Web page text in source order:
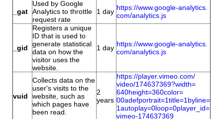
_gat
Used by Google
Analytics to throttle
request rate
1 day https://www.google-analytics.
com/analytics.js
_gid
Registers a unique
ID that is used to
generate statistical
data on how the
visitor uses the
website.
1 day https://www.google-analytics.
com/analytics.js
vuid
Collects data on the
user's visits to the
website, such as
which pages have
been read.
2
years
https://player.vimeo.com/
video/174637369?width=
640height=360color=
00adefportrait=1title=1byline=
1autoplay=0loop=0player_id=
vimeo-174637369